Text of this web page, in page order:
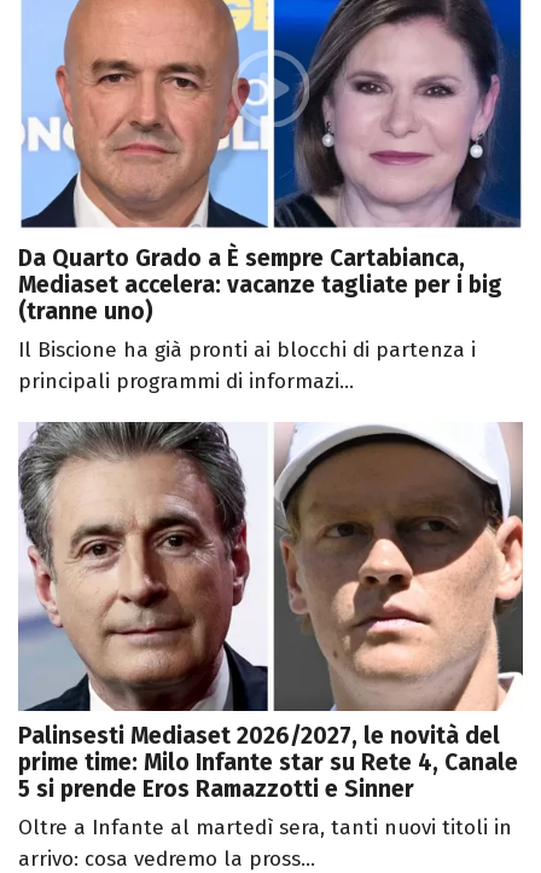
Da Quarto Grado a È sempre Cartabianca,
Mediaset accelera: vacanze tagliate per i big
(tranne uno)
Il Biscione ha già pronti ai blocchi di partenza i
principali programmi di informazi...
Palinsesti Mediaset 2026/2027, le novità del
prime time: Milo Infante star su Rete 4, Canale
5 si prende Eros Ramazzotti e Sinner
Oltre a Infante al martedì sera, tanti nuovi titoli in
arrivo: cosa vedremo la pross...